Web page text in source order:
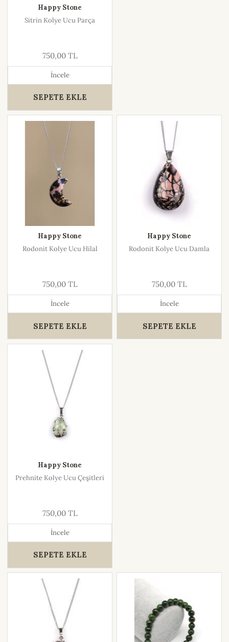
Happy Stone
Sitrin Kolye Ucu Parça
750,00 TL
İncele
SEPETE EKLE
Happy Stone
Rodonit Kolye Ucu Hilal
750,00 TL
İncele
SEPETE EKLE
Happy Stone
Rodonit Kolye Ucu Damla
750,00 TL
İncele
SEPETE EKLE
Happy Stone
Prehnite Kolye Ucu Çeşitleri
750,00 TL
İncele
SEPETE EKLE